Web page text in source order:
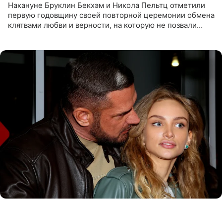
Накануне Бруклин Бекхэм и Никола Пельтц отметили
первую годовщину своей повторной церемонии обмена
клятвами любви и верности, на которую не позвали